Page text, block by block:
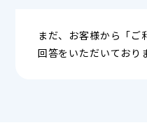
まだ、お客様から「ご
回答をいただいており